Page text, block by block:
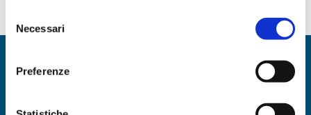
delNecessari
Preferenze